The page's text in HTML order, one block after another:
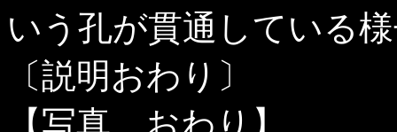
いう孔が貫通している
〔説明おわり〕
【写真 おわり】